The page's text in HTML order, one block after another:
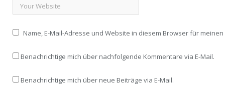
Name, E-Mail-Adresse und Website in diesem Browser für
Benachrichtige mich über nachfolgende Kommentare via E-Mail.
Benachrichtige mich über neue Beiträge via E-Mail.